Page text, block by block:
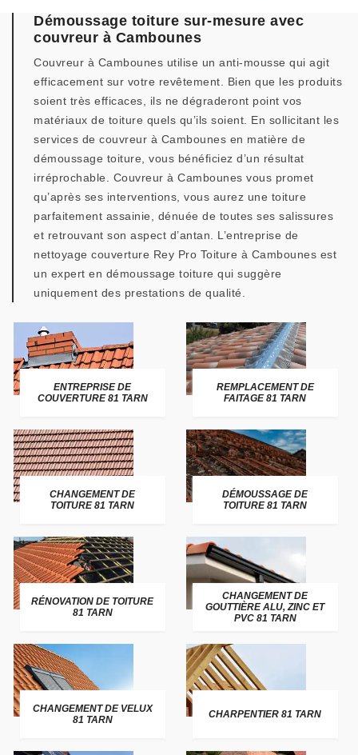
Démoussage toiture sur-mesure avec
couvreur à Cambounes
Couvreur à Cambounes utilise un anti-mousse qui agit
efficacement sur votre revêtement. Bien que les produits
soient très efficaces, ils ne dégraderont point vos
matériaux de toiture quels qu’ils soient. En sollicitant les
services de couvreur à Cambounes en matière de
démoussage toiture, vous bénéficiez d’un résultat
irréprochable. Couvreur à Cambounes vous promet
qu’après ses interventions, vous aurez une toiture
parfaitement assainie, dénuée de toutes ses salissures
et retrouvant son aspect d’antan. L’entreprise de
nettoyage couverture Rey Pro Toiture à Cambounes est
un expert en démoussage toiture qui suggère
uniquement des prestations de qualité.
ENTREPRISE DE
COUVERTURE 81 TARN
REMPLACEMENT DE
FAITAGE 81 TARN
CHANGEMENT DE
TOITURE 81 TARN
DÉMOUSSAGE DE
TOITURE 81 TARN
RÉNOVATION DE TOITURE
81 TARN
CHANGEMENT DE
GOUTTIÈRE ALU, ZINC ET
PVC 81 TARN
CHANGEMENT DE VELUX
81 TARN
CHARPENTIER 81 TARN